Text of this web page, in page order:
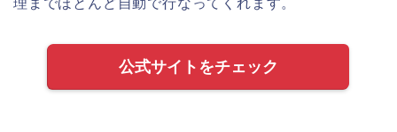
公式サイトをチェック